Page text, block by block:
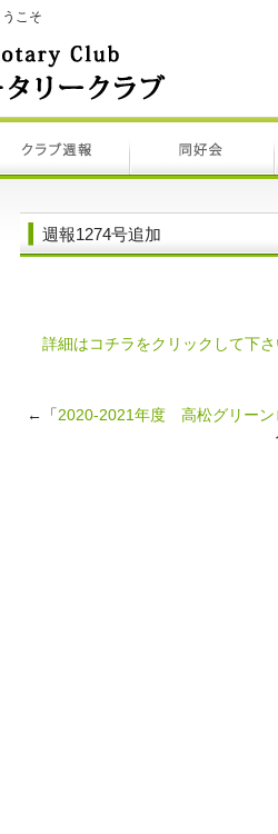
こそ
週報1274号追加
詳細はコチラをクリックして下
←「2020-2021年度 高松グリーン